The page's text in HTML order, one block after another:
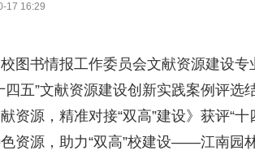
17 16:29
图书情报工作委员会文献资源建设
四五”文献资源建设创新实践案例评
资源，精准对接“双高”建设》获评“
资源，助力“双高”校建设——江南园